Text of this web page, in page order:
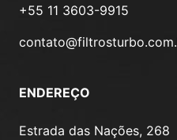
+55 11 3603-9915
ENDEREÇO
Estrada das Nações, 268